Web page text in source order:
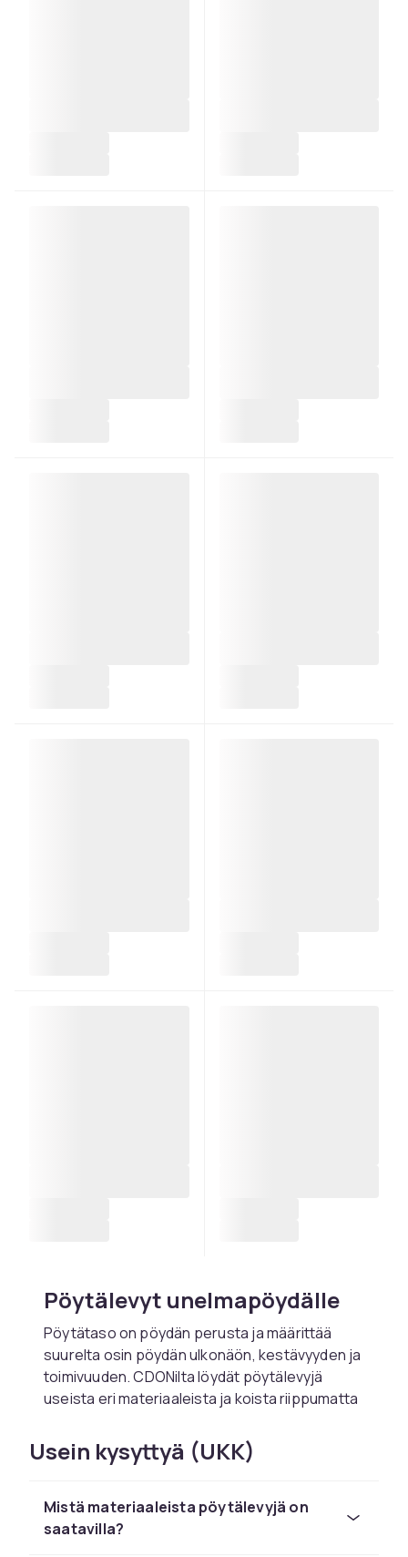
Pöytälevyt unelmapöydälle
Pöytätaso on pöydän perusta ja määrittää
suurelta osin pöydän ulkonäön, kestävyyden ja
toimivuuden. CDONilta löydät pöytälevyjä
useista eri materiaaleista ja koista riippumatta
asti vai vaihtaa vanhan kuluneen tason.
Pöytätasoja valmistetaan monista eri
materiaaleista, joilla kullakin on omat etunsa.
Usein kysyttyä (UKK)
Mistä materiaaleista pöytälevyjä on
saatavilla?